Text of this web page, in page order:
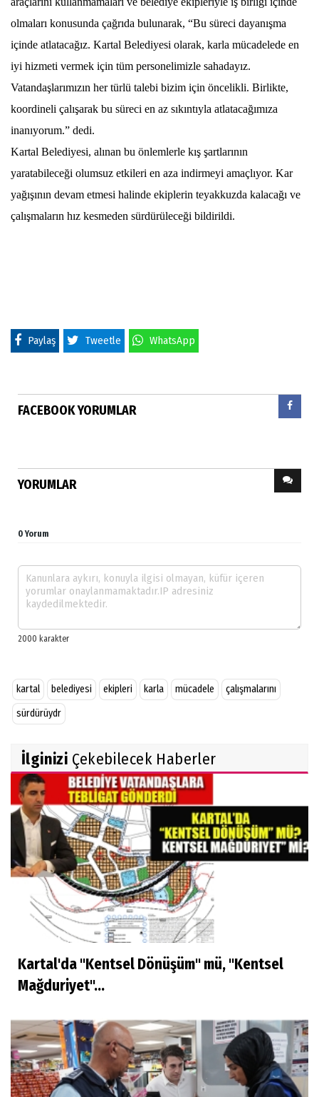
olmaları konusunda çağrıda bulunarak, “Bu süreci dayanışma
içinde atlatacağız. Kartal Belediyesi olarak, karla mücadelede en
iyi hizmeti vermek için tüm personelimizle sahadayız.
Vatandaşlarımızın her türlü talebi bizim için öncelikli. Birlikte,
koordineli çalışarak bu süreci en az sıkıntıyla atlatacağımıza
inanıyorum.” dedi.
Kartal Belediyesi, alınan bu önlemlerle kış şartlarının
yaratabileceği olumsuz etkileri en aza indirmeyi amaçlıyor. Kar
yağışının devam etmesi halinde ekiplerin teyakkuzda kalacağı ve
çalışmaların hız kesmeden sürdürüleceği bildirildi.
Paylaş Tweetle WhatsApp
FACEBOOK YORUMLAR
YORUMLAR
0 Yorum
kartal belediyesi ekipleri karla mücadele
çalışmalarını
sürdürüydr
İlginizi Çekebilecek Haberler
Kartal'da "Kentsel Dönüşüm" mü, "Kentsel
Mağduriyet"...